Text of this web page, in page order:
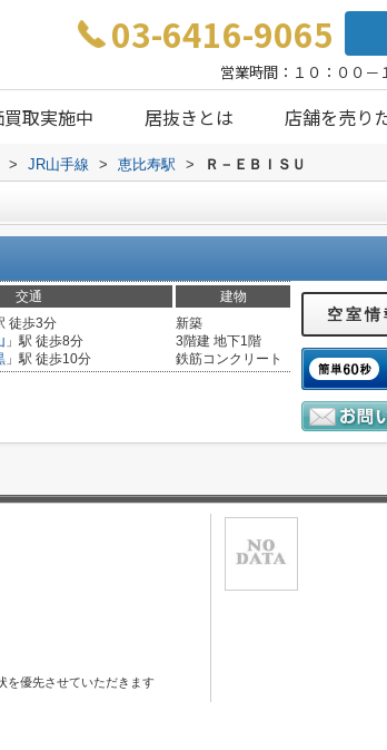
03-6416-9065
営業時間：１０：００－
取実施中 居抜きとは 店舗を売り
> JR山手線 > 恵比寿駅 > Ｒ－ＥＢＩＳＵ
交通 建物
徒歩3分
」駅 徒歩8分
」駅 徒歩10分
新築
3階建 地下1階
鉄筋コンクリート
空室情
を優先させていただきます